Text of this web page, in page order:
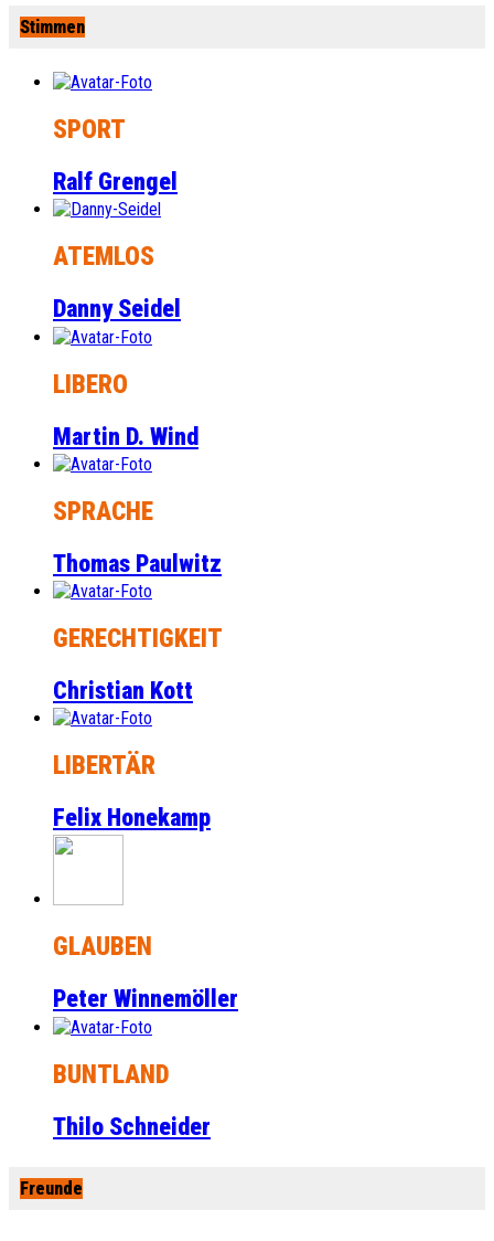
Stimmen
SPORT
Ralf Grengel
ATEMLOS
Danny Seidel
LIBERO
Martin D. Wind
SPRACHE
Thomas Paulwitz
GERECHTIGKEIT
Christian Kott
LIBERTÄR
Felix Honekamp
GLAUBEN
Peter Winnemöller
BUNTLAND
Thilo Schneider
Freunde